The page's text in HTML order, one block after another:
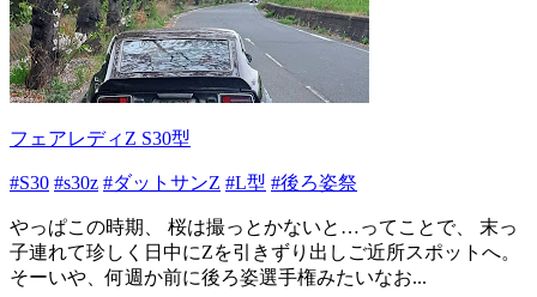
フェアレディZ S30型
#S30 #s30z #ダットサンZ #L型 #後ろ姿祭
やっぱこの時期、 桜は撮っとかないと…ってことで、 末っ
子連れて珍しく日中にZを引きずり出しご近所スポットへ。
そーいや、何週か前に後ろ姿選手権みたいなお...